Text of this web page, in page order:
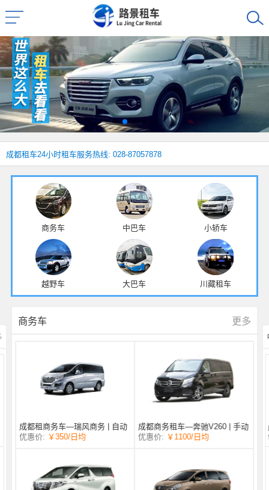
成都租车24小时租车服务热线: 028-87057878
商务车 中巴车 小轿车
越野车 大巴车 川藏租车
商务车 更多
成都租商务车—瑞风商务 | 自动
挡 | 7座
优惠价: ￥350/日均
成都商务租车—奔驰V260 | 手动
挡 |
优惠价: ￥1100/日均